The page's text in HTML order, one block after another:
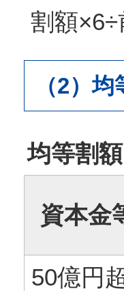
割額
（2）
均等割
資本金
50億円